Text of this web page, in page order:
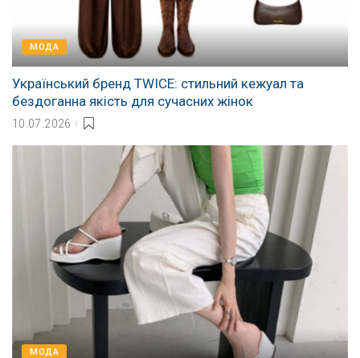
МОДА
Український бренд TWICE: стильний кежуал та
бездоганна якість для сучасних жінок
10.07.2026
МОДА